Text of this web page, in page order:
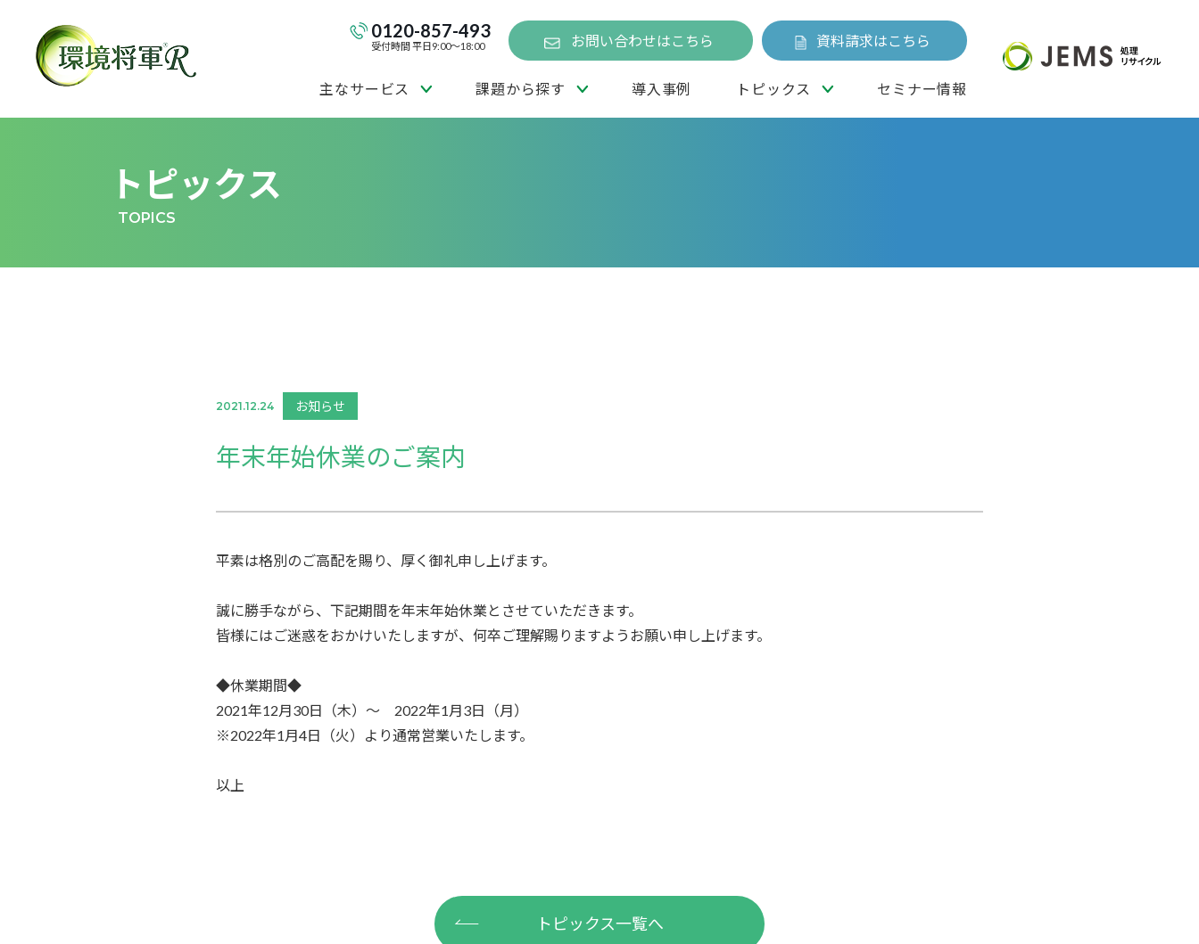
0120-857-493
受付時間 平日9:00～18:00 お問い合わせはこちら 資料請求はこちら
主なサービス 課題から探す 導入事例 トピックス セミナー情報
トピックス
TOPICS
2021.12.24 お知らせ
年末年始休業のご案内
平素は格別のご高配を賜り、厚く御礼申し上げます。
誠に勝手ながら、下記期間を年末年始休業とさせていただきます。
皆様にはご迷惑をおかけいたしますが、何卒ご理解賜りますようお願い申し上げます。
◆休業期間◆
2021年12月30日（木）～ 2022年1月3日（月）
※2022年1月4日（火）より通常営業いたします。
以上
トピックス一覧へ